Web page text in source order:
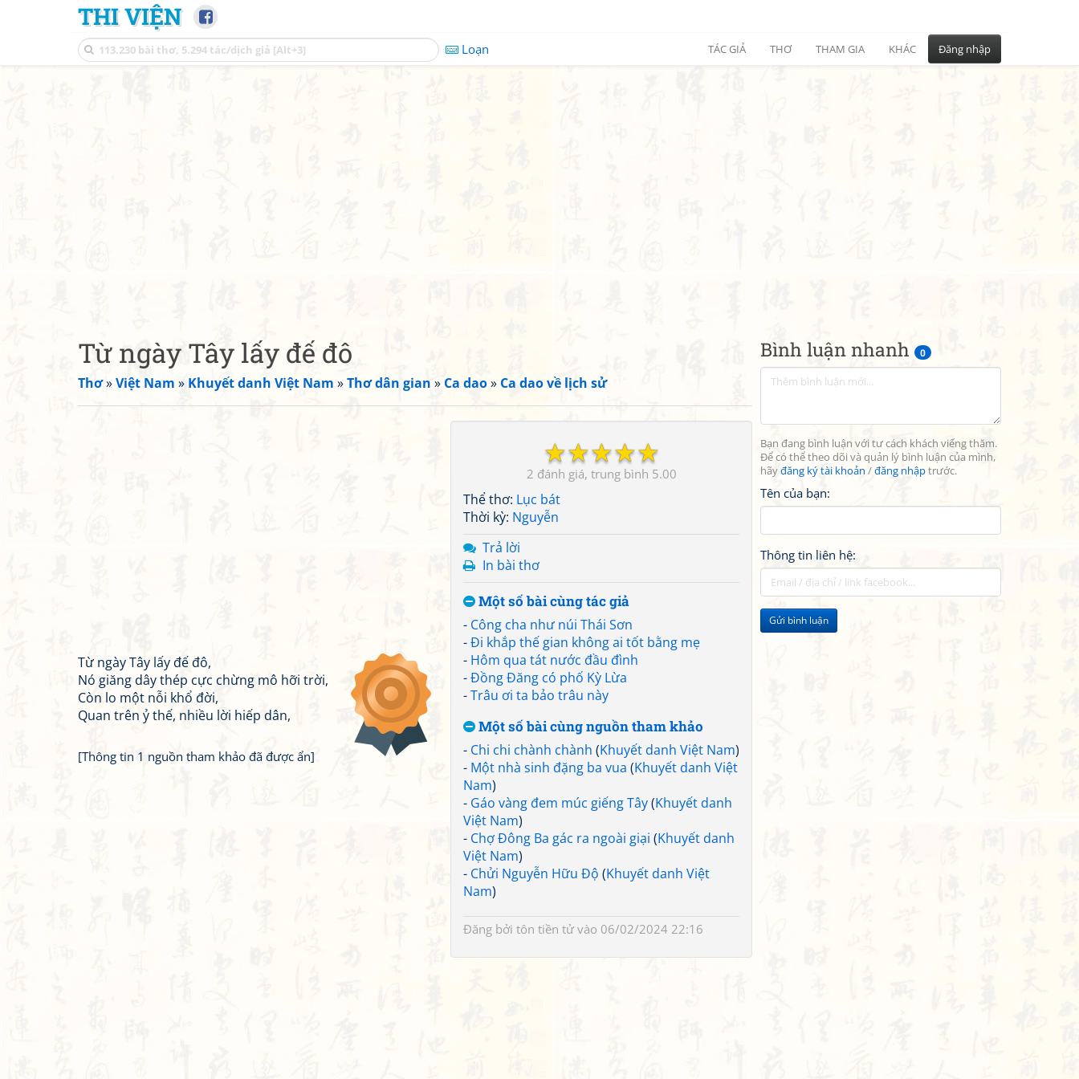
THI VIỆN
Loạn TÁC GIẢ THƠ THAM GIA KHÁC Đăng nhập
Bình luận nhanh 0
Bạn đang bình luận với tư cách khách viếng thăm.
Để có thể theo dõi và quản lý bình luận của mình,
hãyđăng ký tài khoản /đăng nhậptrước.
Tên của bạn:
Thông tin liên hệ:
Gửi bình luận
Từ ngày Tây lấy đế đô
Thơ»Việt Nam » Khuyết danh Việt Nam »Thơ dân gian » Ca dao» Ca dao về lịch sử
☆
☆
☆
☆
☆
2 5.00
Thể thơ: Lục bát
Thời kỳ: Nguyễn
Trả lời
In bài thơ
Một số bài cùng tác giả
- Công cha như núi Thái Sơn
-Đi khắp thế gian không ai tốt bằng mẹ
- Hôm qua tát nước đầu đình
-Đồng Đăng có phố Kỳ Lừa
-Trâu ơi ta bảo trâu này
Một số bài cùng nguồn tham khảo
- Chi chi chành chành (Khuyết danh Việt Nam)
- Một nhà sinh đặng ba vua (Khuyết danh Việt
Nam)
- Gáo vàng đem múc giếng Tây(Khuyết danh
Việt Nam)
- Chợ Đông Ba gác ra ngoài giại (Khuyết danh
Việt Nam)
- Chửi Nguyễn Hữu Độ (Khuyết danh Việt
Nam)
Đăng bởi tôn tiền tửvào 06/02/2024 22:16
Từ ngày Tây lấy đế đô,
Nó giăng dây thép cực chừng mô hỡi trời,
Còn lo một nỗi khổ đời,
Quan trên ỷ thế, nhiều lời hiếp dân,
[Thông tin 1 nguồn tham khảo đã được ẩn]